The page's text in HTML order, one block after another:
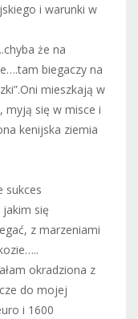
i warunki w
że na
biegaczy na
mieszkają w
myją się w misce i
kenijska ziemia
sukces
się
z marzeniami
okradziona z
do mojej
i 1600